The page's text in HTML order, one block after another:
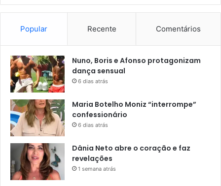
Popular Recente Comentários
Nuno, Boris e Afonso protagonizam
dança sensual
6 dias atrás
Maria Botelho Moniz “interrompe”
confessionário
6 dias atrás
Dânia Neto abre o coração e faz
revelações
1 semana atrás